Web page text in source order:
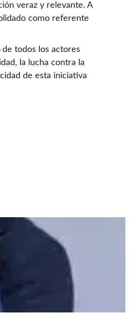
veraz y relevante. A
como referente
de todos los actores
la lucha contra la
de esta iniciativa